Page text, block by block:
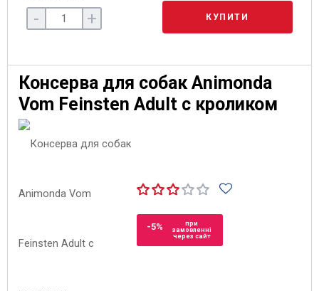
- + КУПИТИ
Консерва для собак Animonda
Vom Feinsten Adult с кроликом
-5%
при
замовленні
через сайт